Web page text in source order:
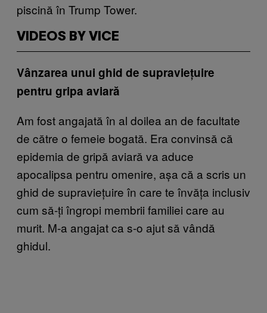
piscină în Trump Tower.
VIDEOS BY VICE
Vânzarea unui ghid de supraviețuire
pentru gripa aviară
Am fost angajată în al doilea an de facultate
de către o femeie bogată. Era convinsă că
epidemia de gripă aviară va aduce
apocalipsa pentru omenire, așa că a scris un
ghid de supraviețuire în care te învăța inclusiv
cum să-ți îngropi membrii familiei care au
murit. M-a angajat ca s-o ajut să vândă
ghidul.